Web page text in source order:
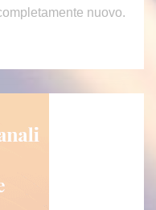
nuovo.